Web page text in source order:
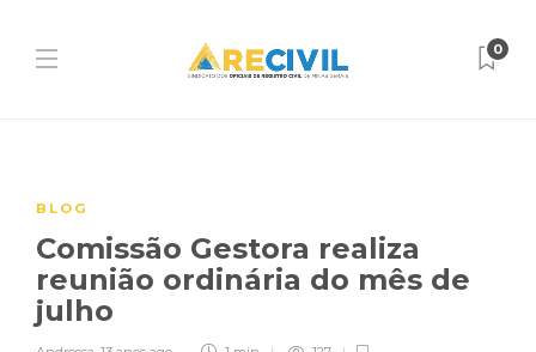
0
BLOG
Comissão Gestora realiza
reunião ordinária do mês de
julho